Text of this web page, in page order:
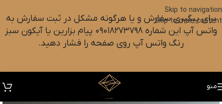
Skip to navigation
Skip to main content
برای پیگیری سفارش و یا هرگونه مشکل در ثبت سفارش به
واتس آپ این شماره ۰۹۰۱۸۲۷۳۷۹۸ پیام بزارین یا آیکون سبز
رنگ واتس آپ روی صفحه را فشار دهید.
منو